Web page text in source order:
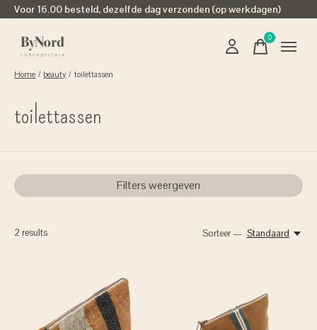
Voor 16.00 besteld, dezelfde dag verzonden (op werkdagen)
0items
Home / beauty / toilettassen
toilettassen
Filters weergeven
2 results Sorteer — Standaard